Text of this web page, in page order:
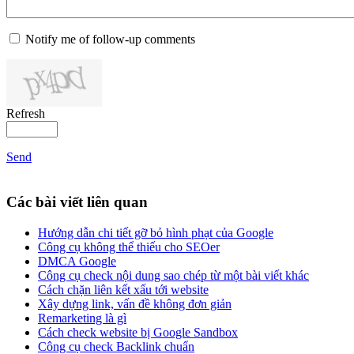
Notify me of follow-up comments
Refresh
Send
Các bài viết liên quan
Hướng dẫn chi tiết gỡ bỏ hình phạt của Google
Công cụ không thể thiếu cho SEOer
DMCA Google
Công cụ check nội dung sao chép từ một bài viết khác
Cách chặn liên kết xấu tới website
Xây dựng link, vấn đề không đơn giản
Remarketing là gì
Cách check website bị Google Sandbox
Công cụ check Backlink chuẩn